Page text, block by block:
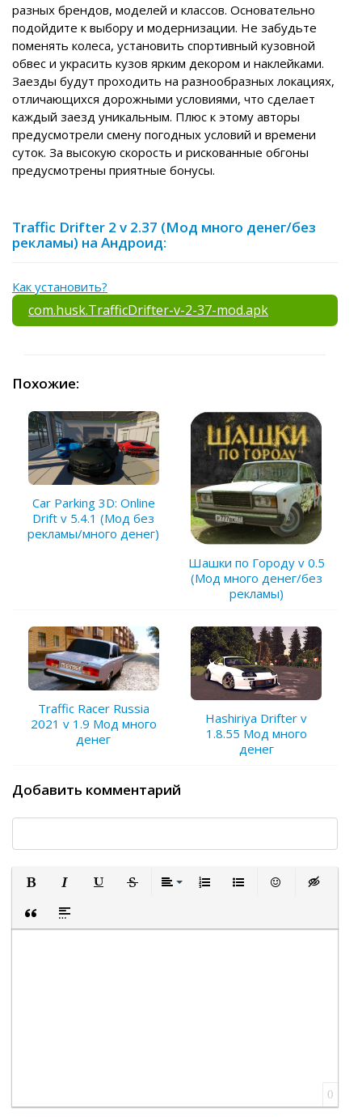
разных брендов, моделей и классов. Основательно
подойдите к выбору и модернизации. Не забудьте
поменять колеса, установить спортивный кузовной
обвес и украсить кузов ярким декором и наклейками.
Заезды будут проходить на разнообразных локациях,
отличающихся дорожными условиями, что сделает
каждый заезд уникальным. Плюс к этому авторы
предусмотрели смену погодных условий и времени
суток. За высокую скорость и рискованные обгоны
предусмотрены приятные бонусы.
Traffic Drifter 2 v 2.37 (Мод много денег/без
рекламы) на Андроид:
Как установить?
com.husk.TrafficDrifter-v-2-37-mod.apk
Похожие:
Car Parking 3D: Online
Drift v 5.4.1 (Мод без
рекламы/много денег)
Шашки по Городу v 0.5
(Мод много денег/без
рекламы)
Traffic Racer Russia
2021 v 1.9 Мод много
денег
Hashiriya Drifter v
1.8.55 Мод много
денег
Добавить комментарий
Вставка цитаты
Вставка спойлера
0